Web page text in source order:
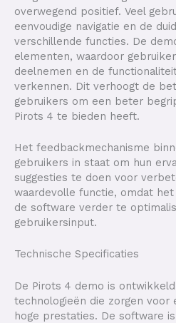
overwegend positief. Veel
eenvoudige navigatie en de
verschillende functies. De
elementen, waardoor
deelnemen en de
verkennen. Dit verhoogt de
gebruikers om een beter
Pirots 4 te bieden heeft.
Het feedbackmechanisme
gebruikers in staat om hun
suggesties te doen voor
waardevolle functie, omdat
de software verder te
gebruikersinput.
Technische Specificaties
De Pirots 4 demo is
technologieën die zorgen voor
hoge prestaties. De software